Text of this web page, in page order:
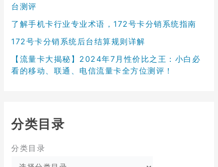
台测评
了解手机卡行业专业术语，172号卡分销系统指南
172号卡分销系统后台结算规则详解
【流量卡大揭秘】2024年7月性价比之王：小白必
看的移动、联通、电信流量卡全方位测评！
分类目录
分类目录